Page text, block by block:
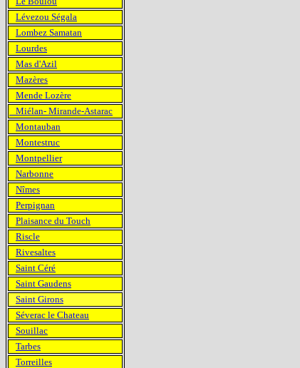
Lévezou Ségala
Lombez Samatan
Lourdes
Mas d'Azil
Mazères
Mende Lozère
Miélan- Mirande-Astarac
Montauban
Montestruc
Montpellier
Narbonne
Nîmes
Perpignan
Plaisance du Touch
Riscle
Rivesaltes
Saint Céré
Saint Gaudens
Saint Girons
Séverac le Chateau
Souillac
Tarbes
Torreilles